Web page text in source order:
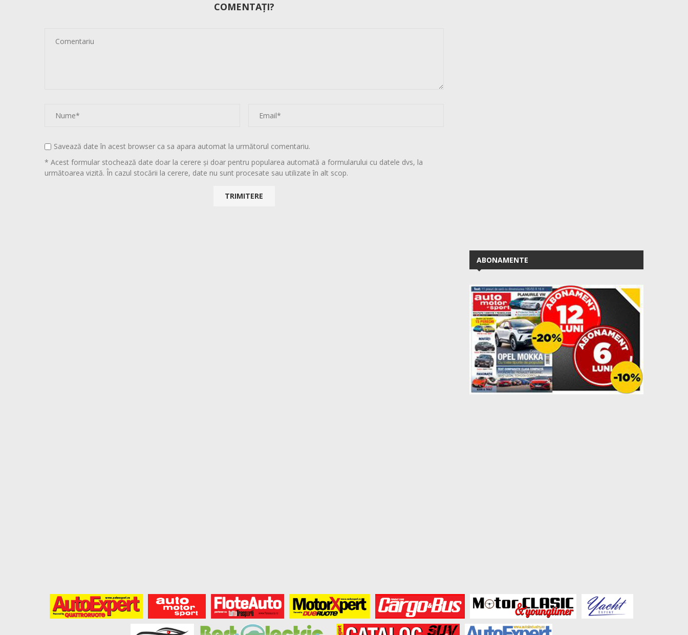
COMENTAȚI?
Savează date în acest browser ca sa apara automat la următorul comentariu.
* Acest formular stochează date doar la cerere și doar pentru popularea automată a formularului cu datele dvs, la
următoarea vizită. În cazul stocării la cerere, date nu sunt procesate sau utilizate în alt scop.
ABONAMENTE